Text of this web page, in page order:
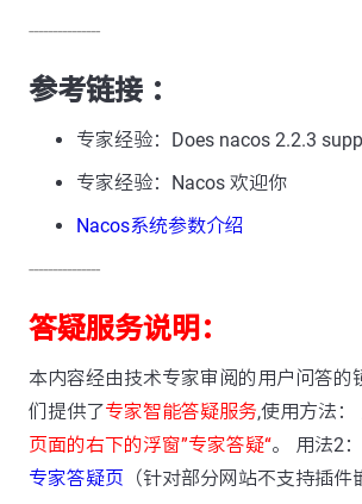
---------------
参考链接 ：
专家经验：Does nacos 2.2.3
专家经验：Nacos 欢迎你
Nacos系统参数介绍
---------------
答疑服务说明：
本内容经由技术专家审阅的用户问答的
们提供了专家智能答疑服务,使用方法
页面的右下的浮窗”专家答疑“。 用法2
专家答疑页 （针对部分网站不支持插件